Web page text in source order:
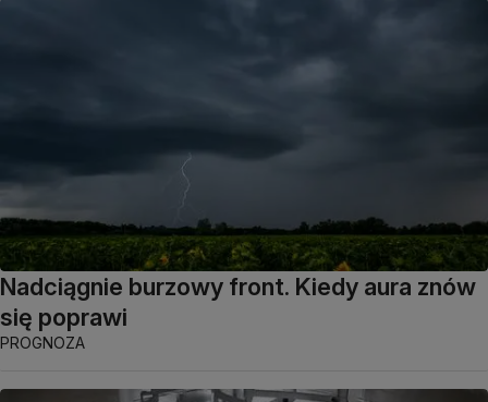
Nadciągnie burzowy front. Kiedy aura znów
się poprawi
PROGNOZA